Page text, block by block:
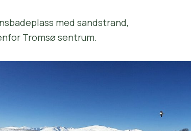
med sandstrand,
Tromsø sentrum.